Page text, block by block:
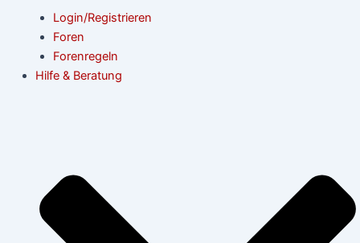
Login/Registrieren
Foren
Forenregeln
Hilfe & Beratung